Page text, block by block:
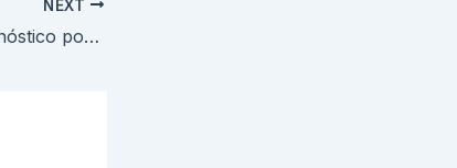
NEXT
A importância do diagnóstico por imagem no tratamento dentário